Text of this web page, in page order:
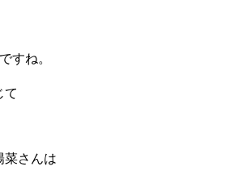
すね。
て
菜さんは